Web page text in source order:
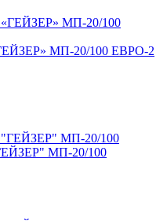
МП-20/100 ЕВРО-2
МП-20/100